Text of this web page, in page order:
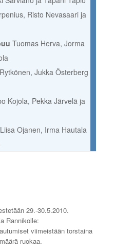
Risto Nevasaari ja
Tuomas Herva, Jorma
Jukka Österberg
Kojola, Pekka Järvelä ja
Liisa Ojanen, Irma Hautala
29.-30.5.2010.
Rannikolle:
viimeistään torstaina
ruokaa.